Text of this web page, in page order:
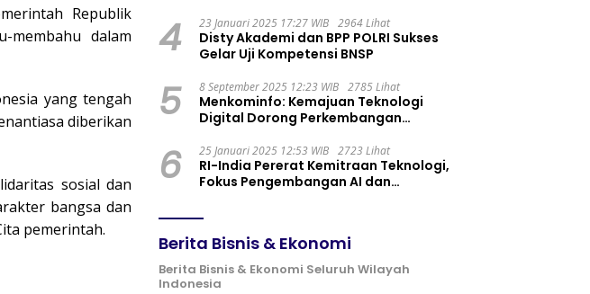
Republik
membahu dalam
yang tengah
diberikan
sosial dan
bangsa dan
pemerintah.
4 23 Januari 2025 17:27 WIB 2964 Lihat
Disty Akademi dan BPP POLRI Sukses
Gelar Uji Kompetensi BNSP
5 8 September 2025 12:23 WIB 2785 Lihat
Menkominfo: Kemajuan Teknologi
Digital Dorong Perkembangan
6 25 Januari 2025 12:53 WIB 2723 Lihat
RI-India Pererat Kemitraan Teknologi,
Fokus Pengembangan AI dan
Berita Bisnis & Ekonomi
Berita Bisnis & Ekonomi Seluruh Wilayah
Indonesia